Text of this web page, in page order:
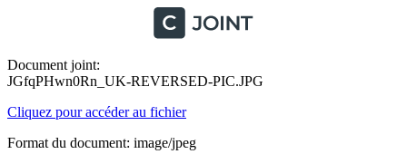
Document joint:
JGfqPHwn0Rn_UK-REVERSED-PIC.JPG
Cliquez pour accéder au fichier
Format du document: image/jpeg